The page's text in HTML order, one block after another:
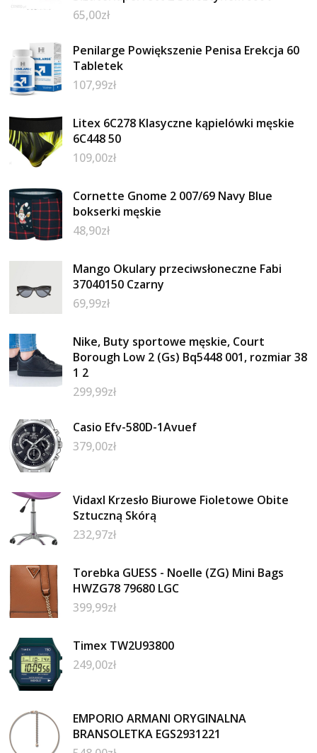
65,00zł
Penilarge Powiększenie Penisa Erekcja 60
Tabletek
107,99zł
Litex 6C278 Klasyczne kąpielówki męskie
6C448 50
109,00zł
Cornette Gnome 2 007/69 Navy Blue
bokserki męskie
48,90zł
Mango Okulary przeciwsłoneczne Fabi
37040150 Czarny
69,99zł
Nike, Buty sportowe męskie, Court
Borough Low 2 (Gs) Bq5448 001, rozmiar 38
1 2
299,99zł
Casio Efv-580D-1Avuef
379,00zł
Vidaxl Krzesło Biurowe Fioletowe Obite
Sztuczną Skórą
232,97zł
Torebka GUESS - Noelle (ZG) Mini Bags
HWZG78 79680 LGC
399,99zł
Timex TW2U93800
249,00zł
EMPORIO ARMANI ORYGINALNA
BRANSOLETKA EGS2931221